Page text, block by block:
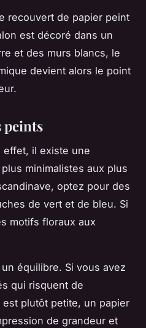
recouvert de papier peint
est décoré dans un
et des murs blancs, le
devient alors le point
peints
effet, il existe une
minimalistes aux plus
optez pour des
de vert et de bleu. Si
motifs floraux aux
équilibre. Si vous avez
qui risquent de
plutôt petite, un papier
de grandeur et